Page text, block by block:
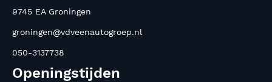
9745 EA Groningen
groningen@vdveenautogroep.nl
050-3137738
Openingstijden